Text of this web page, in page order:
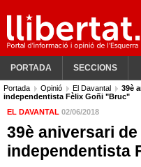
PORTADA SECCIONS
Portada Opinió El Davantal
39è
independentista Fèlix Goñi "Bruc"
EL DAVANTAL 02/06/2018
39è aniversari
independentista